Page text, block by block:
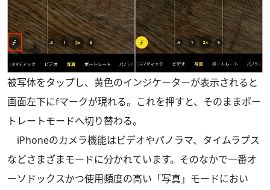
被写体をタップし、黄色のインジケーターが表示されると
画面左下にfマークが現れる。これを押すと、そのままポー
トレートモードへ切り替わる。
iPhoneのカメラ機能はビデオやパノラマ、タイムラプス
などさまざまモードに分かれています。そのなかで一番オ
ーソドックスかつ使用頻度の高い「写真」モードにおい